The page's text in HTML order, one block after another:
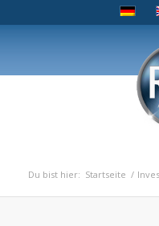
Du bist hier: Startseite /